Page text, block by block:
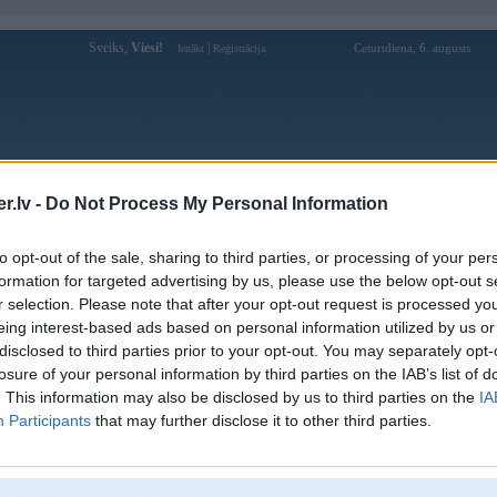
- Do Not Process My Personal Information
opt-out of the sale, sharing to third parties, or processing of your
for targeted advertising by us, please use the below opt-out
selection. Please note that after your opt-out request is processed
interest-based ads based on personal information utilized by us
to third parties prior to your opt-out. You may separately
of your personal information by third parties on the IAB’s list of
This information may also be disclosed by us to third parties on the
Participants that may further disclose it to other third parties.
Sveiks, Viesi! Ienākt Reģistrācija Ceturtdiena, 6. augusts
Forums Galerijas Reģistrācija Lietotāji
Lietotāja 11wingbnet profils
Lietotājvārds:
11wingbnet
Ziņojumi forumā:
0
Pēdējie ziņojumi forumā